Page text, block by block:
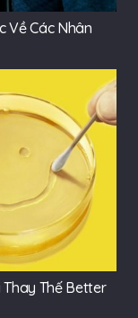
Về Các Nhân
Thay Thế Better